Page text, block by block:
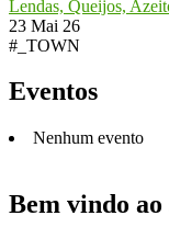
Lendas, Queijos,
23 Mai 26
#_TOWN
Eventos
Nenhum evento
Bem vindo